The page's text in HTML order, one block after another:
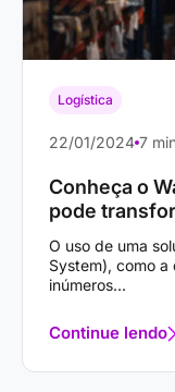
Logística
22/01/2024 7
Conheça o
pode
O uso de uma
System), como
inúmeros...
Continue lendo